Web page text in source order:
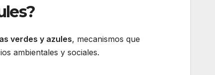
verdes y azules, mecanismos que
ambientales y sociales.